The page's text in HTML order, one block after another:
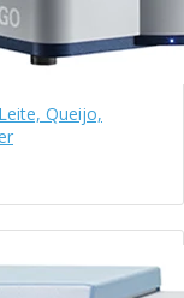
Queijo,